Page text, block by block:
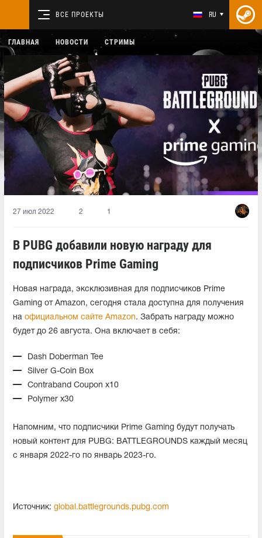
ВСЕ ПРОЕКТЫ RU
ГЛАВНАЯ НОВОСТИ СТРИМЫ
27 июл 2022 2 1
В PUBG добавили новую награду для
подписчиков Prime Gaming
Новая награда, эксклюзивная для подписчиков Prime
Gaming от Amazon, сегодня стала доступна для получения
на официальном сайте Amazon. Забрать награду можно
будет до 26 августа. Она включает в себя:
Dash Doberman Tee
Silver G-Coin Box
Contraband Coupon x10
Polymer x30
Напомним, что подписчики Prime Gaming будут получать
новый контент для PUBG: BATTLEGROUNDS каждый месяц
с января 2022-го по январь 2023-го.
Источник: global.battlegrounds.pubg.com